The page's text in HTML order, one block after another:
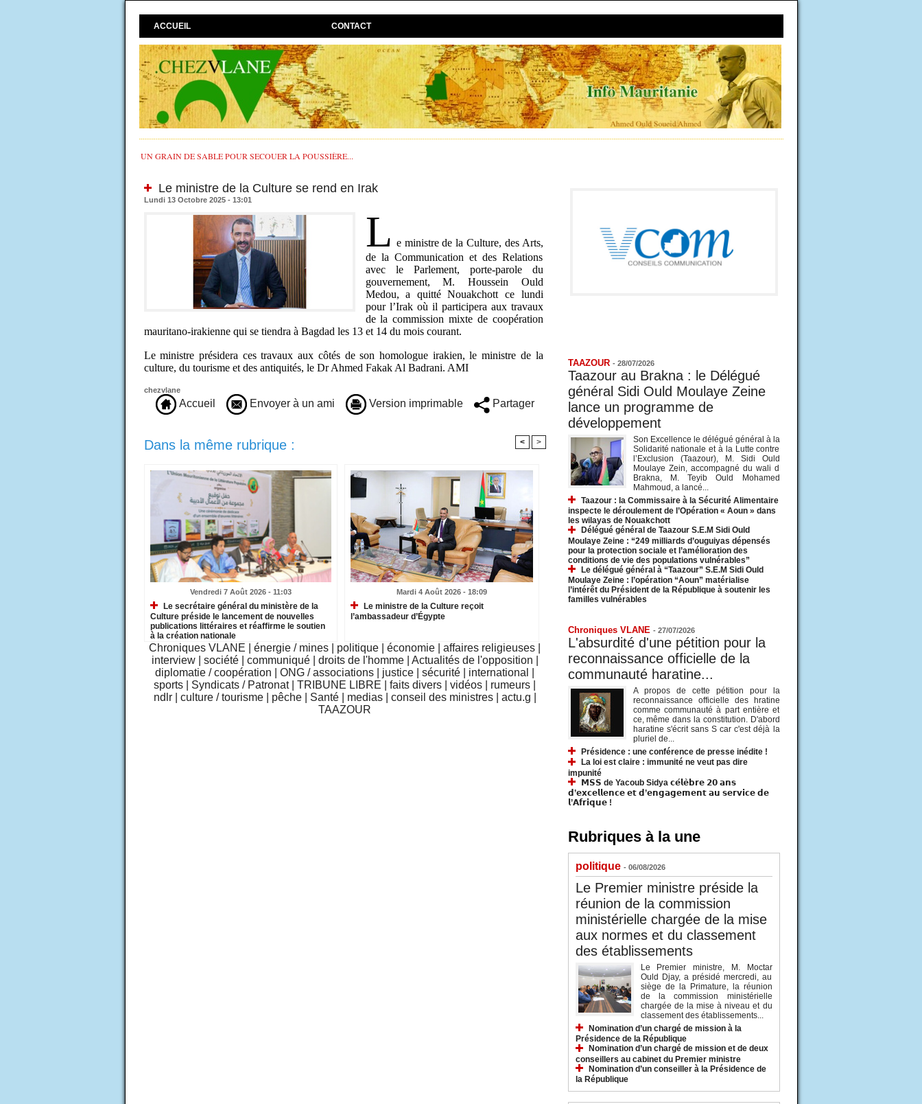
ACCUEIL CONTACT
UN GRAIN DE SABLE POUR SECOUER LA POUSSIÈRE...
Le ministre de la Culture se rend en Irak
Lundi 13 Octobre 2025 - 13:01
L e ministre de la Culture, des Arts,
de la Communication et des Relations
avec le Parlement, porte-parole du
gouvernement, M. Houssein Ould
Medou, a quitté Nouakchott ce lundi
pour l’Irak où il participera aux travaux
de la commission mixte de coopération
mauritano-irakienne qui se tiendra à Bagdad les 13 et 14 du mois courant.
Le ministre présidera ces travaux aux côtés de son homologue irakien, le ministre de la
culture, du tourisme et des antiquités, le Dr Ahmed Fakak Al Badrani. AMI
chezvlane
Accueil Envoyer à un ami Version imprimable Partager
Dans la même rubrique : < >
Vendredi 7 Août 2026 - 11:03
Le secrétaire général du ministère de la
Culture préside le lancement de nouvelles
publications littéraires et réaffirme le soutien
à la création nationale
Mardi 4 Août 2026 - 18:09
Le ministre de la Culture reçoit
l’ambassadeur d’Égypte
Chroniques VLANE énergie / mines politique économie affaires religieuses
interview
société communiqué droits de l'homme Actualités de l'opposition
diplomatie / coopération
ONG / associations justice sécurité international
sports
Syndicats / Patronat TRIBUNE LIBRE faits divers vidéos rumeurs
ndlr
culture / tourisme pêche Santé medias conseil des ministres actu.g
TAAZOUR
TAAZOUR - 28/07/2026
Taazour au Brakna : le Délégué
général Sidi Ould Moulaye Zeine
lance un programme de
développement
Son Excellence le délégué général à la
Solidarité nationale et à la Lutte contre
l’Exclusion (Taazour), M. Sidi Ould
Moulaye Zein, accompagné du wali d
Brakna, M. Teyib Ould Mohamed
Mahmoud, a lancé...
Taazour : la Commissaire à la Sécurité Alimentaire
inspecte le déroulement de l’Opération « Aoun » dans
les wilayas de Nouakchott
Délégué général de Taazour S.E.M Sidi Ould
Moulaye Zeine : “249 milliards d’ouguiyas dépensés
pour la protection sociale et l’amélioration des
conditions de vie des populations vulnérables”
Le délégué général à “Taazour” S.E.M Sidi Ould
Moulaye Zeine : l’opération “Aoun” matérialise
l’intérêt du Président de la République à soutenir les
familles vulnérables
Chroniques VLANE - 27/07/2026
L'absurdité d'une pétition pour la
reconnaissance officielle de la
communauté haratine...
A propos de cette pétition pour la
reconnaissance officielle des hratine
comme communauté à part entière et
ce, même dans la constitution. D'abord
haratine s'écrit sans S car c'est déjà la
pluriel de...
Présidence : une conférence de presse inédite !
La loi est claire : immunité ne veut pas dire
impunité
𝗠𝗦𝗦 de Yacoub Sidya 𝗰𝗲́𝗹𝗲̀𝗯𝗿𝗲 𝟮𝟬 𝗮𝗻𝘀
𝗱’𝗲𝘅𝗰𝗲𝗹𝗹𝗲𝗻𝗰𝗲 𝗲𝘁 𝗱’𝗲𝗻𝗴𝗮𝗴𝗲𝗺𝗲𝗻𝘁 𝗮𝘂 𝘀𝗲𝗿𝘃𝗶𝗰𝗲 𝗱𝗲
𝗹’𝗔𝗳𝗿𝗶𝗾𝘂𝗲 !
Rubriques à la une
politique - 06/08/2026
Le Premier ministre préside la
réunion de la commission
ministérielle chargée de la mise
aux normes et du classement
des établissements
Le Premier ministre, M. Moctar
Ould Djay, a présidé mercredi, au
siège de la Primature, la réunion
de la commission ministérielle
chargée de la mise à niveau et du
classement des établissements...
Nomination d’un chargé de mission à la
Présidence de la République
Nomination d’un chargé de mission et de deux
conseillers au cabinet du Premier ministre
Nomination d’un conseiller à la Présidence de
la République